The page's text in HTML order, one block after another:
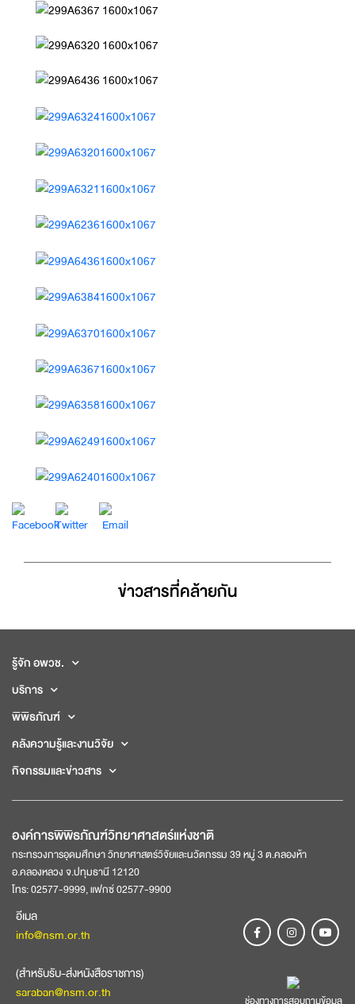
ข่าวสารที่่คล้ายกัน
รู้จัก อพวช.
บริการ
พิพิธภัณฑ์
คลังความรู้และงานวิจัย
กิจกรรมและข่าวสาร
องค์การพิพิธภัณฑ์วิทยาศาสตร์แห่งชาติ
กระทรวงการอุดมศึกษา วิทยาศาสตร์วิจัยและนวัตกรรม 39 หมู่ 3 ต.คลองห้า
อ.คลองหลวง จ.ปทุมธานี 12120
โทร: 02577-9999, แฟกซ์ 02577-9900
อีเมล
info@nsm.or.th
(สำหรับรับ-ส่งหนังสือราชการ)
saraban@nsm.or.th